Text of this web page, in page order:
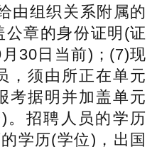
由组织关系附属的
章的身份证明(证
30日当前)；(7)现
，须由所正在单元
考据明并加盖单元
。招聘人员的学历
学历(学位)，出国